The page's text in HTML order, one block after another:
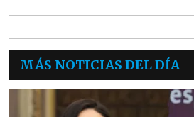
MÁS NOTICIAS DEL DÍA